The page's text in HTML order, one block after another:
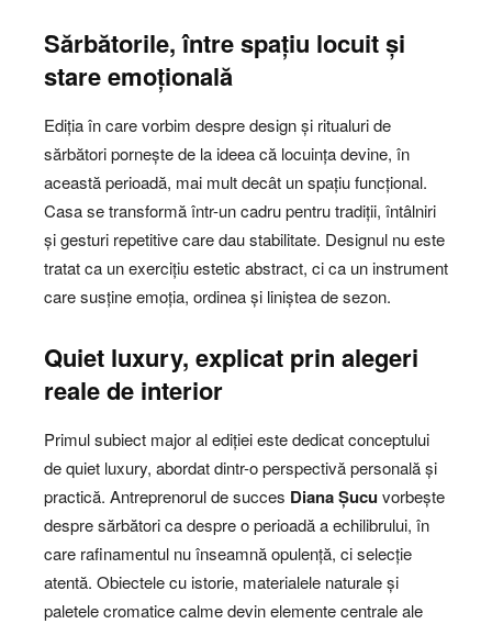
Sărbătorile, între spațiu locuit și
stare emoțională
Ediția în care vorbim despre design și ritualuri de
sărbători pornește de la ideea că locuința devine, în
această perioadă, mai mult decât un spațiu funcțional.
Casa se transformă într-un cadru pentru tradiții, întâlniri
și gesturi repetitive care dau stabilitate. Designul nu este
tratat ca un exercițiu estetic abstract, ci ca un instrument
care susține emoția, ordinea și liniștea de sezon.
Quiet luxury, explicat prin alegeri
reale de interior
Primul subiect major al ediției este dedicat conceptului
de quiet luxury, abordat dintr-o perspectivă personală și
practică. Antreprenorul de succes Diana Șucuvorbește
despre sărbători ca despre o perioadă a echilibrului, în
care rafinamentul nu înseamnă opulență, ci selecție
atentă. Obiectele cu istorie, materialele naturale și
paletele cromatice calme devin elemente centrale ale